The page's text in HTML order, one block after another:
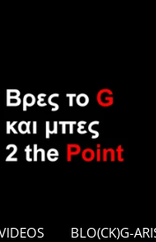
BLO(CK)G-